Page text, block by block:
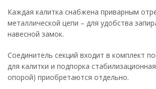
Каждая калитка снабжена приварным
металлической цепи – для удобства
навесной замок.
Соединитель секций входит в комплект
для калитки и подпорка
опорой) приобретаются отдельно.